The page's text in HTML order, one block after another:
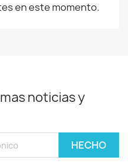
en este momento.
noticias y